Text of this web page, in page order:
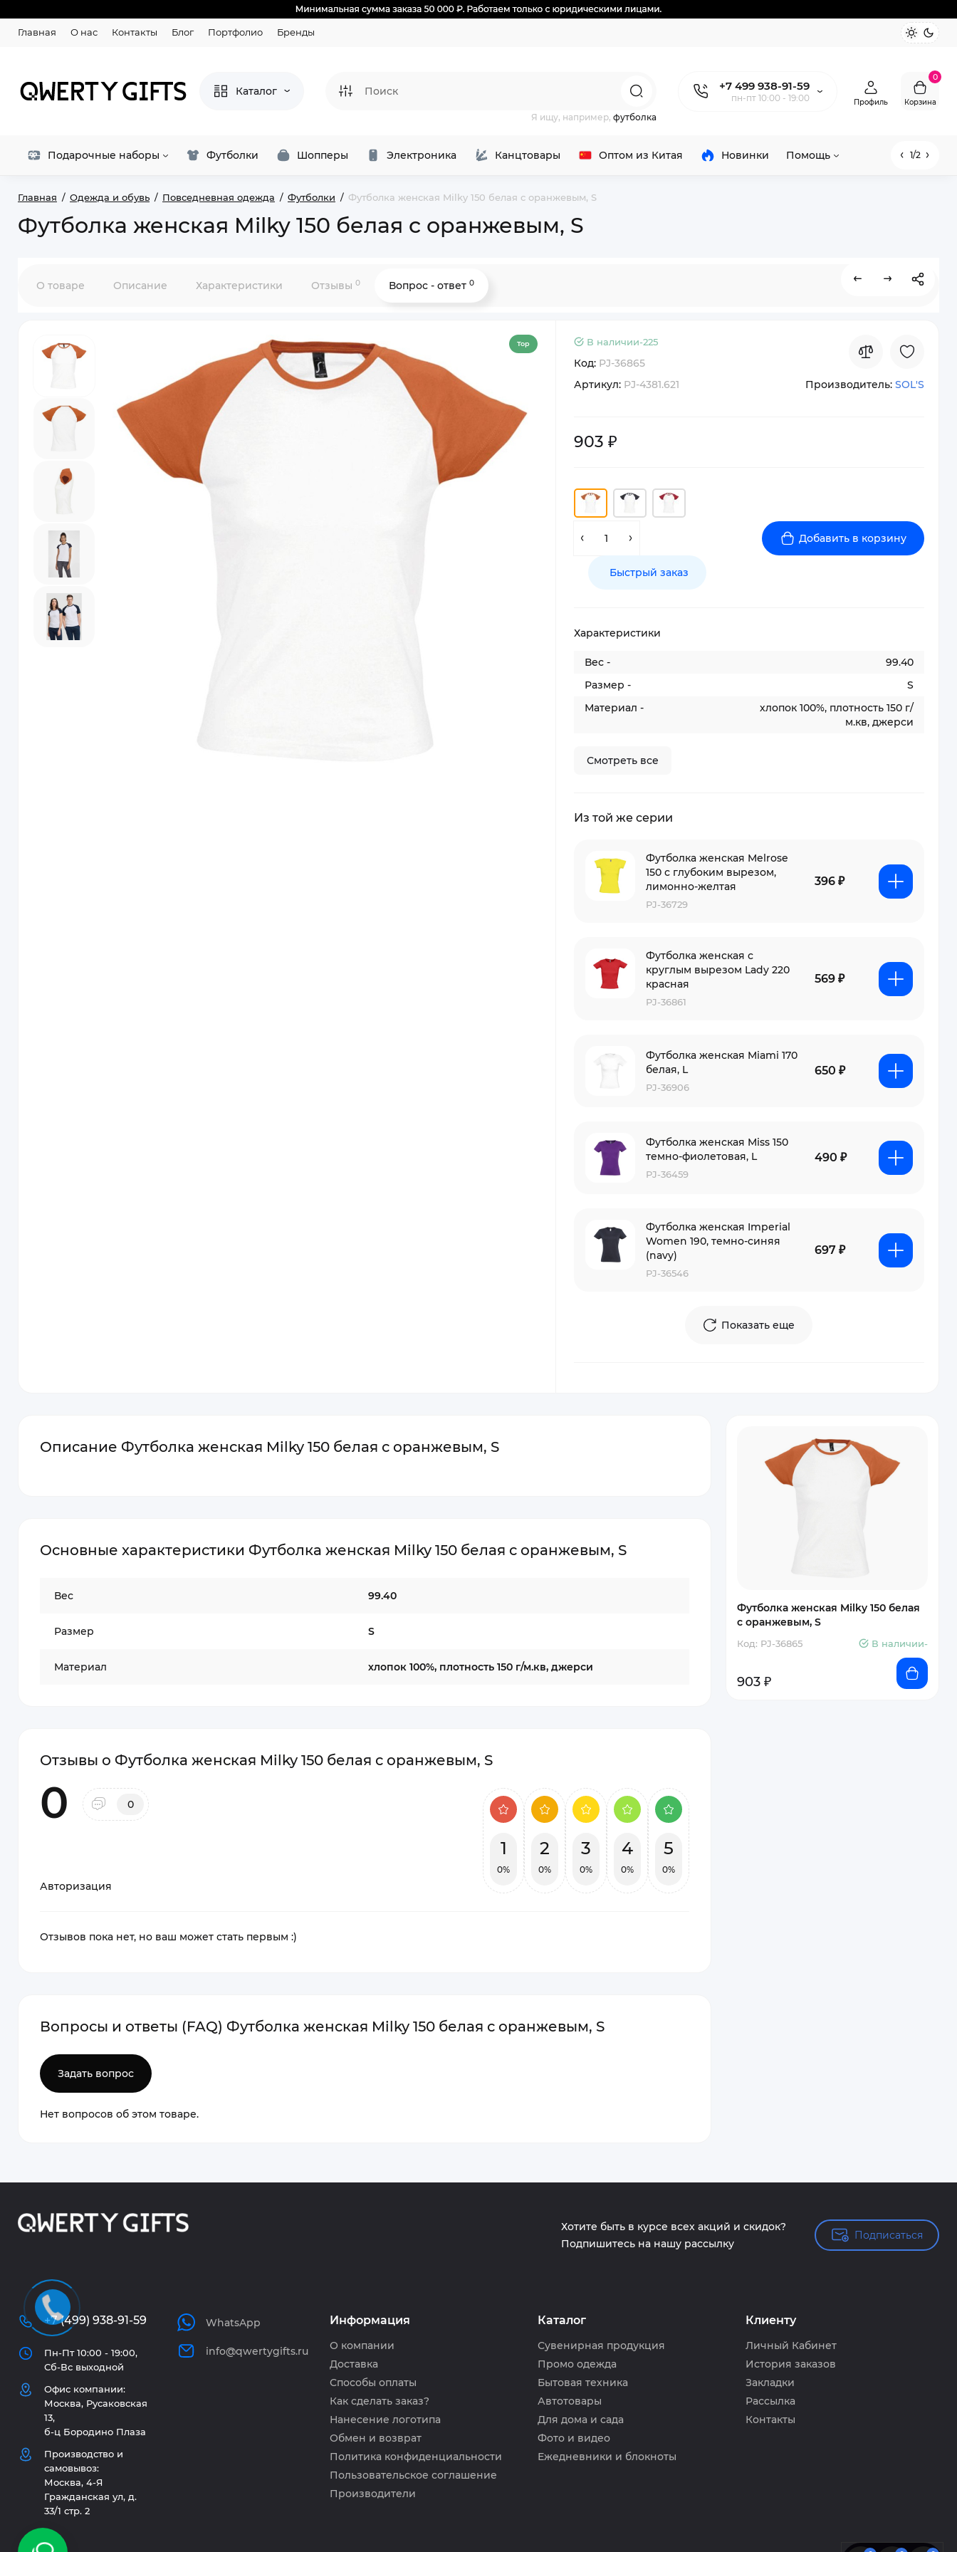
Главная О нас Контакты Блог Портфолио Бренды
Каталог +7 499 938-91-59
пн-пт 10:00 - 19:00
Я ищу, например, футболка
Профиль
0
Корзина
Подарочные наборы Футболки Шопперы Электроника Канцтовары Оптом из Китая Новинки Помощь 1/2
Главная Одежда и обувь Повседневная одежда Футболки Футболка женская Milky 150 белая с оранжевым, S
Футболка женская Milky 150 белая с оранжевым, S
О товаре Описание Характеристики Отзывы 0 Вопрос - ответ 0
Top В наличии-225
Код: PJ-36865
Артикул: PJ-4381.621 Производитель: SOL'S
903 ₽
Добавить в корзину
Быстрый заказ
Характеристики
Вес -
99.40
Размер -
S
Материал -
хлопок 100%, плотность 150 г/
м.кв, джерси
Смотреть все
Из той же серии
Футболка женская Melrose
150 с глубоким вырезом,
лимонно-желтая
PJ-36729
396 ₽
Футболка женская с
круглым вырезом Lady 220
красная
PJ-36861
569 ₽
Футболка женская Miami 170
белая, L
PJ-36906
650 ₽
Футболка женская Miss 150
темно-фиолетовая, L
PJ-36459
490 ₽
Футболка женская Imperial
Women 190, темно-синяя
(navy)
PJ-36546
697 ₽
Показать еще
Описание Футболка женская Milky 150 белая с оранжевым, S
Основные характеристики Футболка женская Milky 150 белая с оранжевым, S
Вес 99.40
Размер S
Материал хлопок 100%, плотность 150 г/м.кв, джерси
Отзывы о Футболка женская Milky 150 белая с оранжевым, S
0 0
Авторизация
1
0%
2
0%
3
0%
4
0%
5
0%
Отзывов пока нет, но ваш может стать первым :)
Вопросы и ответы (FAQ) Футболка женская Milky 150 белая с оранжевым, S
Задать вопрос
Нет вопросов об этом товаре.
Футболка женская Milky 150 белая
с оранжевым, S
Код: PJ-36865 В наличии-
903 ₽
Хотите быть в курсе всех акций и скидок?
Подпишитесь на нашу рассылку
Подписаться
Подписаться
+7 (499) 938-91-59
Пн-Пт 10:00 - 19:00,
Сб-Вс выходной
Офис компании:
Москва, Русаковская
13,
б-ц Бородино Плаза
Производство и
самовывоз:
Москва, 4-Я
Гражданская ул, д.
33/1 стр. 2
WhatsApp
info@qwertygifts.ru
Информация
О компании
Доставка
Способы оплаты
Как сделать заказ?
Нанесение логотипа
Обмен и возврат
Политика конфиденциальности
Пользовательское соглашение
Производители
Каталог
Сувенирная продукция
Промо одежда
Бытовая техника
Автотовары
Для дома и сада
Фото и видео
Ежедневники и блокноты
Клиенту
Личный Кабинет
История заказов
Закладки
Рассылка
Контакты
Используем куки и рекомендательные технологии
Наш сайт использует cookie. Продолжая пользоваться сайтом, вы соглашаетесь на обработку персональных
данных в соответствии